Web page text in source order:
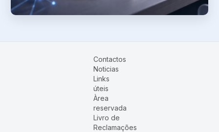
Contactos
Noticias
Links
úteis
Àrea
reservada
Livro de
Reclamações